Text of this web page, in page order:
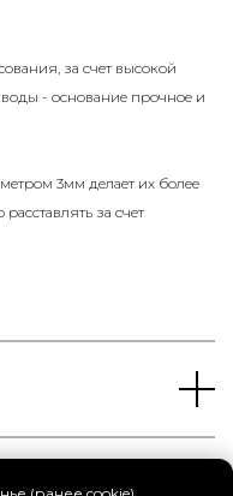
за счет высокой
- основание прочное и
3мм делает их более
за счет